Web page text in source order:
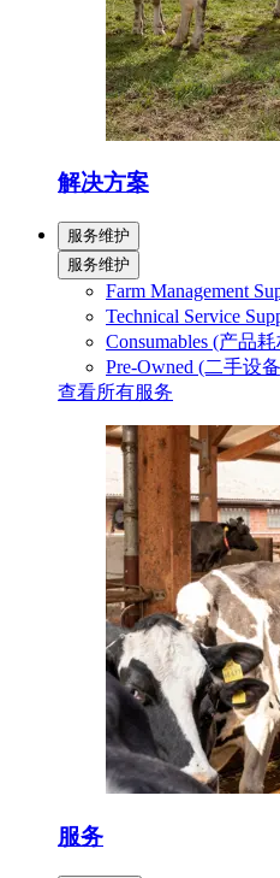
解决方案
服务维护
服务维护
Farm Management
Technical Service
Consumables (产品
Pre-Owned (二手设
查看所有服务
服务